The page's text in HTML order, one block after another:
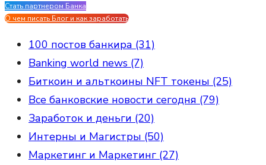
Стать партнером Банка
О чем писать Блог и как заработать
100 постов банкира (31)
Banking world news (7)
Биткоин и альткоины NFT токены (25)
Все банковские новости сегодня (79)
Заработок и деньги (20)
Интерны и Магистры (50)
Маркетинг и Маркетинг (27)